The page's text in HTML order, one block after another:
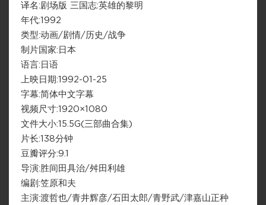
译名:剧场版 三国志:英雄的黎明
年代:1992
类型:动画/剧情/历史/战争
制片国家:日本
语言:日语
上映日期:1992-01-25
字幕:简体中文字幕
视频尺寸:1920×1080
文件大小:15.5G(三部曲合集)
片长:138分钟
豆瓣评分:9.1
导演:胜间田具治/舛田利雄
编剧:笠原和夫
主演:渡哲也/青井辉彦/石田太郎/青野武/津嘉山正种